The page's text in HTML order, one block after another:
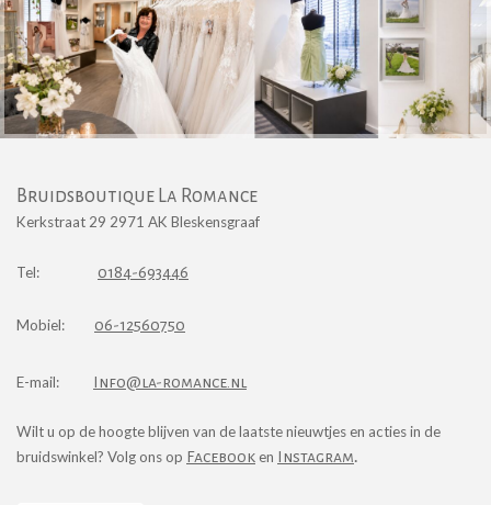
Bruidsboutique La Romance
Kerkstraat 29 2971 AK Bleskensgraaf
Tel: 0184-693446
Mobiel: 06-12560750
E-mail: Info@la-romance.nl
Wilt u op de hoogte blijven van de laatste nieuwtjes en acties in de
bruidswinkel? Volg ons op Facebook en Instagram.